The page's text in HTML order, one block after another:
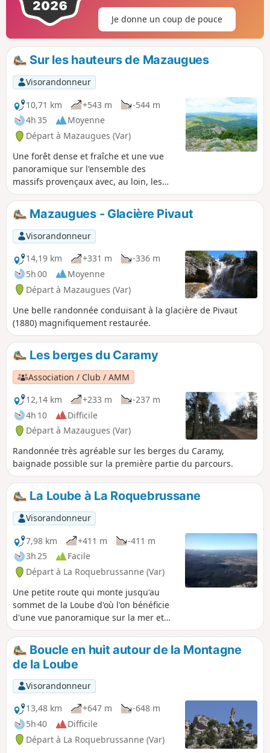
Je donne un coup de pouce
Sur les hauteurs de Mazaugues
Visorandonneur
10,71 km
+543 m
-544 m
4h 35
Moyenne
Départ à Mazaugues (Var)
Une forêt dense et fraîche et une vue
panoramique sur l'ensemble des
massifs provençaux avec, au loin, les
Îles du Levant. Une randonnée
majoritairement aérienne, une
explosion florale au mois de juin, une fin
rafraîchissante le long d'une petite
rivière.
Mazaugues - Glacière Pivaut
Visorandonneur
14,19 km
+331 m
-336 m
5h 00
Moyenne
Départ à Mazaugues (Var)
Une belle randonnée conduisant à la glacière de Pivaut
(1880) magnifiquement restaurée.
Les berges du Caramy
Association / Club / AMM
12,14 km
+233 m
-237 m
4h 10
Difficile
Départ à Mazaugues (Var)
Randonnée très agréable sur les berges du Caramy,
baignade possible sur la première partie du parcours.
La Loube à La Roquebrussane
Visorandonneur
7,98 km
+411 m
-411 m
3h 25
Facile
Départ à La Roquebrussanne (Var)
Une petite route qui monte jusqu'au
sommet de la Loube d'où l'on bénéficie
d'une vue panoramique sur la mer et
les Alpes. Un émerveillement tout au
long de la randonnée !
Boucle en huit autour de la Montagne
de la Loube
Visorandonneur
13,48 km
+647 m
-648 m
5h 40
Difficile
Départ à La Roquebrussanne (Var)